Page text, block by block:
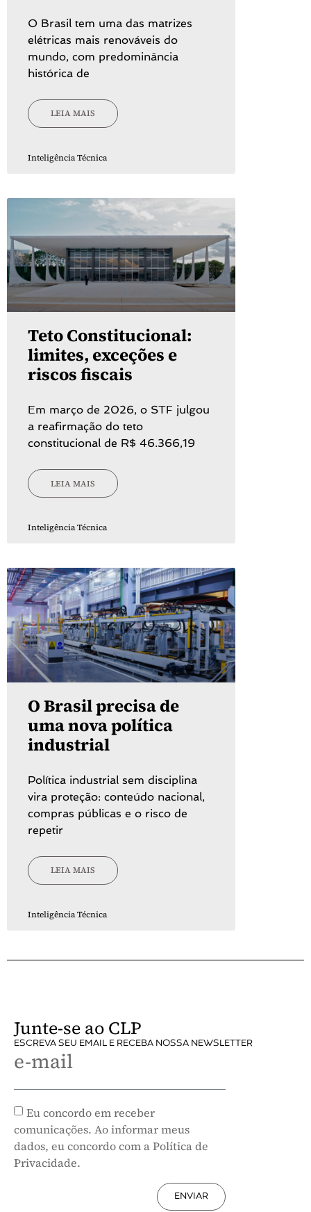
O Brasil tem uma das matrizes
elétricas mais renováveis do
mundo, com predominância
histórica de
LEIA MAIS
Inteligência Técnica
Teto Constitucional:
limites, exceções e
riscos fiscais
Em março de 2026, o STF julgou
a reafirmação do teto
constitucional de R$ 46.366,19
LEIA MAIS
Inteligência Técnica
O Brasil precisa de
uma nova política
industrial
Política industrial sem disciplina
vira proteção: conteúdo nacional,
compras públicas e o risco de
repetir
LEIA MAIS
Inteligência Técnica
Junte-se ao CLP
ESCREVA SEU EMAIL E RECEBA NOSSA NEWSLETTER
e-mail
Eu concordo em receber
comunicações. Ao informar meus
dados, eu concordo com a Política de
Privacidade.
ENVIAR